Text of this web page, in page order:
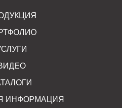
ИНФОРМАЦИЯ